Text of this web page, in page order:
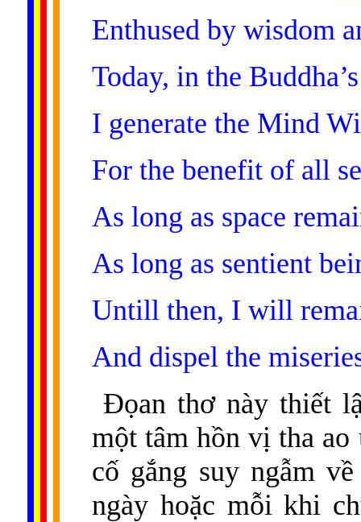
Enthused by wisdom
Today, in the
I generate the Mind
For the benefit of all
As long as space
As long as sentient
Untill then, I will
And dispel the
Đọan thơ này thiết
một tâm hồn vị tha
cố gắng suy ngẫm
ngày hoặc mỗi khi